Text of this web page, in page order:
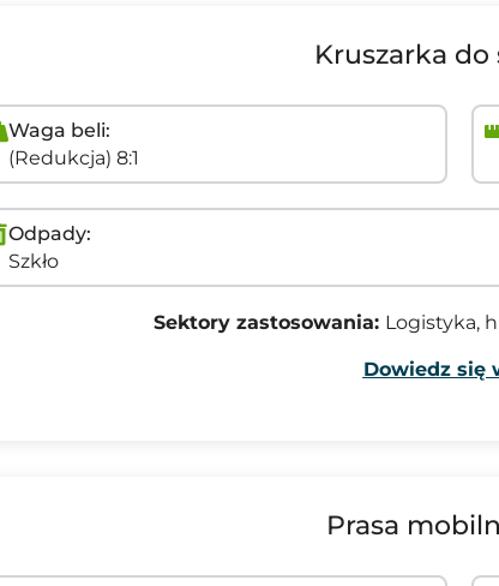
Kruszarka do
Waga beli:
(Redukcja) 8:1
Odpady:
Szkło
Sektory zastosowania: Logistyka,
Dowiedz się
Prasa